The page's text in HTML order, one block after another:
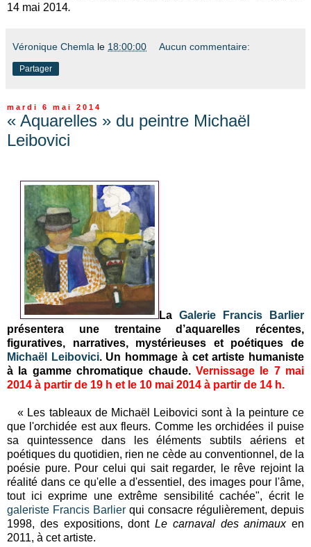
14 mai 2014.
Véronique Chemla le 18:00:00 Aucun commentaire:
Partager
mardi 6 mai 2014
« Aquarelles » du peintre Michaël
Leibovici
La Galerie Francis Barlier
présentera une trentaine d’aquarelles récentes,
figuratives, narratives, mystérieuses et poétiques de
Michaël Leibovici. Un hommage à cet artiste humaniste
à la gamme chromatique chaude. Vernissage le 7 mai
2014 à partir de 19 h et le 10 mai 2014 à partir de 14 h.
« Les tableaux de Michaël
Leibovici sont à la peinture ce
que l'orchidée est aux fleurs. Comme les orchidées il puise
sa quintessence dans les éléments subtils aériens et
poétiques du quotidien, rien ne cède au conventionnel, de la
poésie pure. Pour celui qui sait regarder, le rêve rejoint la
réalité dans ce qu'elle a d'essentiel, des images pour l'âme,
tout ici exprime une extrême sensibilité cachée", écrit le
galeriste Francis Barlier qui consacre régulièrement, depuis
1998, des expositions, dont Le carnaval des animaux en
2011, à cet artiste.